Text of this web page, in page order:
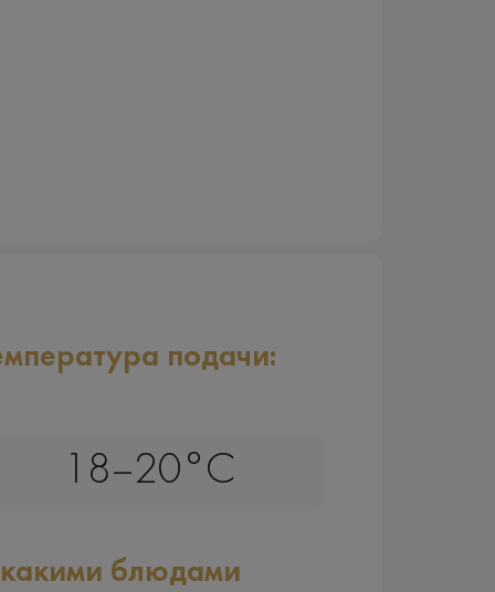
подачи:
18–20°C
блюдами